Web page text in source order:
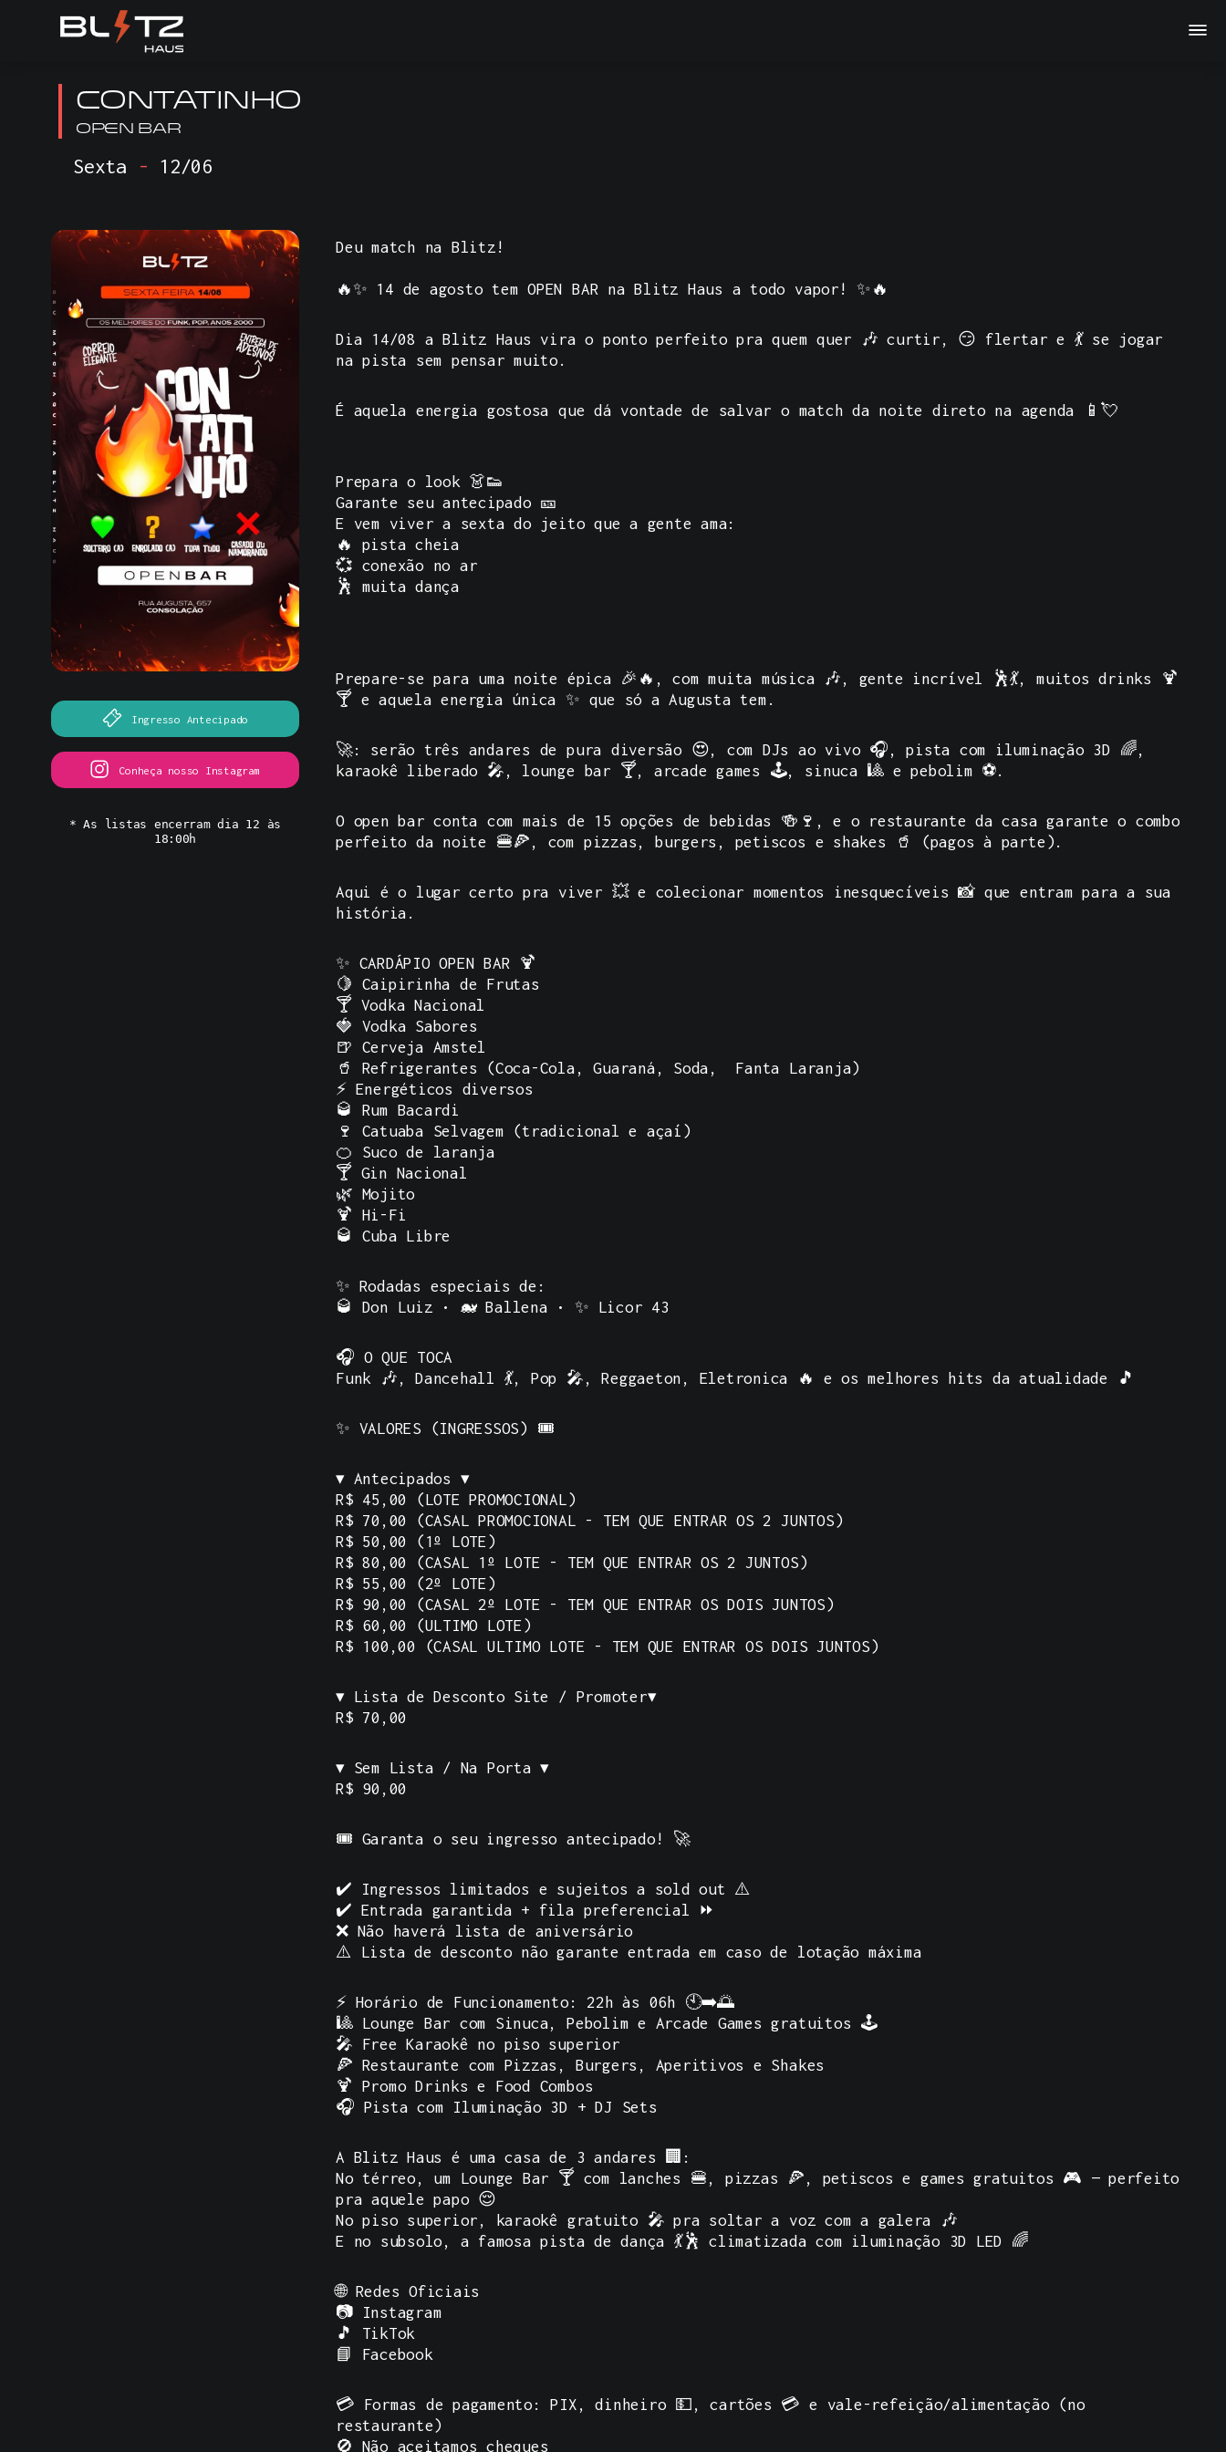
CONTATINHO
OPEN BAR
Sexta - 12/06
Ingresso Antecipado
Conheça nosso Instagram
* As listas encerram dia 12 às
18:00h
Deu match na Blitz!
🔥✨ 14 de agosto tem OPEN BAR na Blitz Haus a todo vapor! ✨🔥
Dia 14/08 aBlitz Haus vira o ponto perfeito pra quem quer 🎶 curtir, 😏 flertar e 💃 se jogar
na pista sem pensar muito.
É aquela energia gostosa que dá vontade de salvar o match da noite direto na agenda 📱💘
Prepara o look 👗👟
Garante seu antecipado 🎫
E vem viver a sexta do jeito que a gente ama:
🔥 pista cheia
💞 conexão no ar
🕺 muita dança
Prepare-se para uma noite épica 🎉🔥, com muita música 🎶, gente incrível 🕺💃, muitos drinks 🍹
🍸 e aquela energia única ✨ que só a Augusta tem.
🚀: serão três andares de pura diversão 😍, com DJs ao vivo 🎧, pista com iluminação 3D 🌈,
karaokê liberado 🎤, lounge bar 🍸, arcade games 🕹️, sinuca 🎱 e pebolim ⚽.
O open bar conta com mais de 15 opções de bebidas 🍻🍷, e o restaurante da casa garante o combo
perfeito da noite 🍔🍕, com pizzas, burgers, petiscos e shakes 🥤 (pagos à parte).
Aqui é o lugar certo pra viver 💥 e colecionar momentos inesquecíveis 📸 que entram para a sua
história.
✨ CARDÁPIO OPEN BAR 🍹
🍋 Caipirinha de Frutas
🍸 Vodka Nacional
🍓 Vodka Sabores
🍺 Cerveja Amstel
🥤 Refrigerantes (Coca-Cola, Guaraná, Soda, Fanta Laranja)
⚡ Energéticos diversos
🥃 Rum Bacardi
🍷 Catuaba Selvagem (tradicional e açaí)
🍊 Suco de laranja
🍸 Gin Nacional
🌿 Mojito
🍹 Hi-Fi
🥃 Cuba Libre
✨ Rodadas especiais de:
🥃 Don Luiz • 🐋 Ballena • ✨ Licor 43
🎧 O QUE TOCA
Funk 🎶, Dancehall 💃, Pop 🎤, Reggaeton, Eletronica 🔥 e os melhores hits da atualidade 🎵
✨ VALORES (INGRESSOS) 🎟️
▾ Antecipados ▾
R$ 45,00 (LOTE PROMOCIONAL)
R$ 70,00 (CASAL PROMOCIONAL - TEM QUE ENTRAR OS 2 JUNTOS)
R$ 50,00 (1º LOTE)
R$ 80,00 (CASAL 1º LOTE - TEM QUE ENTRAR OS 2 JUNTOS)
R$ 55,00 (2º LOTE)
R$ 90,00 (CASAL 2º LOTE - TEM QUE ENTRAR OS DOIS JUNTOS)
R$ 60,00 (ULTIMO LOTE)
R$ 100,00 (CASAL ULTIMO LOTE - TEM QUE ENTRAR OS DOIS JUNTOS)
▾ Lista de Desconto Site / Promoter▾
R$ 70,00
▾ Sem Lista / Na Porta ▾
R$ 90,00
🎟️ Garanta o seu ingresso antecipado! 🚀
✔️ Ingressos limitados e sujeitos a sold out ⚠️
✔️ Entrada garantida + fila preferencial ⏩
❌ Não haverá lista de aniversário
⚠️ Lista de desconto não garante entrada em caso de lotação máxima
⚡ Horário de Funcionamento:
22h às 06h 🕙➡️🌅
🎱 Lounge Bar com Sinuca, Pebolim e Arcade Games gratuitos 🕹️
🎤 Free Karaokê no piso superior
🍕 Restaurante com Pizzas, Burgers, Aperitivos e Shakes
🍹 Promo Drinks e Food Combos
🎧 Pista com Iluminação 3D + DJ Sets
A Blitz Haus é uma casa de 3 andares 🏢:
No térreo, um Lounge Bar 🍸 com lanches 🍔, pizzas 🍕, petiscos e games gratuitos 🎮 — perfeito
pra aquele papo 😌
No piso superior, karaokê gratuito 🎤 pra soltar a voz com a galera 🎶
E no subsolo, a famosa pista de dança 💃🕺 climatizada com iluminação 3D LED 🌈
🌐 Redes Oficiais
📷 Instagram
🎵 TikTok
📘 Facebook
💳 Formas de pagamento: PIX, dinheiro 💵, cartões 💳 e vale-refeição/alimentação (no
restaurante)
🚫 Não aceitamos cheques